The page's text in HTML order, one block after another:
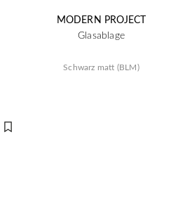
MODERN PROJECT
Glasablage
Schwarz matt (BLM)